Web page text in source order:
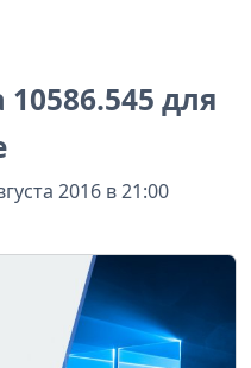
для
2016 в 21:00